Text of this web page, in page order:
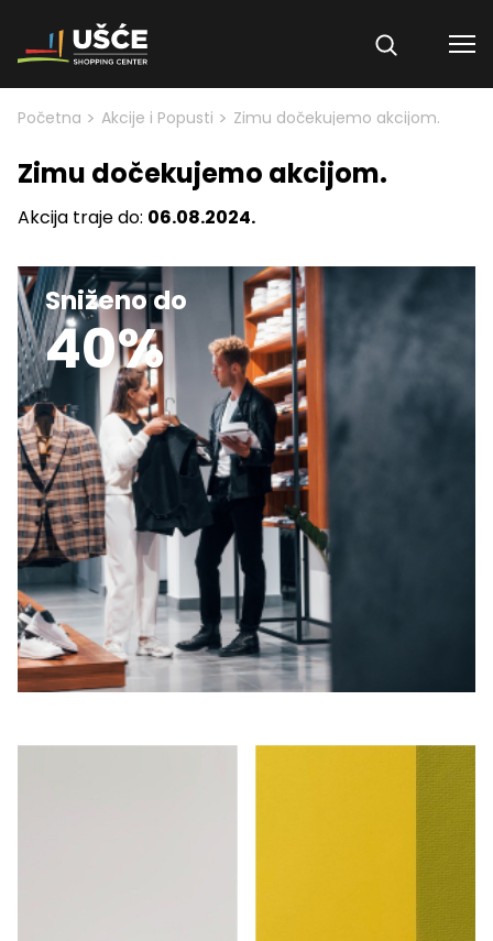
Skip to content
Početna > Akcije i Popusti > Zimu dočekujemo akcijom.
Zimu dočekujemo akcijom.
Akcija traje do: 06.08.2024.
Sniženo do
40%